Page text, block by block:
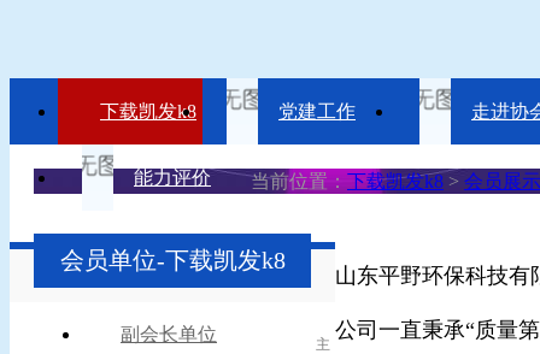
下载凯发k8 党建工作 走进协
能力评价 当前位置： 下载凯发k8 > 会员展示
会员单位-下载凯发k8
副会长单位
山东平野环保科技有
公司一直秉承“质量
主